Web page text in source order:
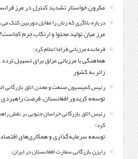
مکرون خواستار تشدید کنترل‌ در مرز
درباره بلاگری که زنان را مقابل دوربین کتک می
مرز میان تولید محتوا و ارتکاب جرم کجاست؟
فرمانده مرزبانی فراجا اعلام کرد:
هماهنگی با مرزبانی عراق برای تسهیل
زائر به کشور
رئیس کمیسیون صنعت و معدن اتاق بازرگانی
توسعه کریدور افغانستان، فرصت
رئیس اتاق بازرگانی خراسان جنوبی بر نقش
کرد؛
توسعه سرمایه‌گذاری و همکاری‌های
رایزن بازرگانی سفارت افغانستان در ایران: